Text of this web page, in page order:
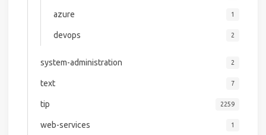
azure 1
devops 2
system-administration 2
text 7
tip 2259
web-services 1